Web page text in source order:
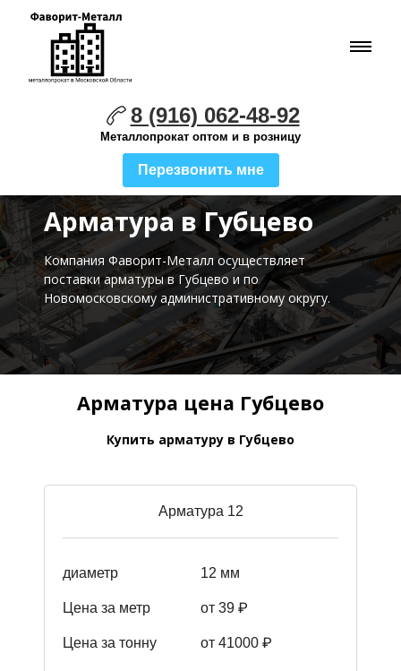
8 (916) 062-48-92
Металлопрокат оптом и в розницу
Перезвонить мне
Арматура в Губцево
Компания Фаворит-Металл осуществляет
поставкиарматуры в Губцево и по
Новомосковскому административному округу.
Арматура цена Губцево
Купить арматуру в Губцево
Арматура 12
диаметр 12 мм
Цена за метр от 39 ₽
Цена за тонну от 41000 ₽